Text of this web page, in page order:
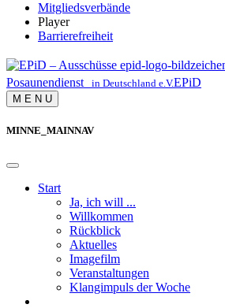
Mitgliedsverbände
Player
Barrierefreiheit
Posaunendienst in Deutschland e.V.EPiD
M E N U
MINNE_MAINNAV
Start
Ja, ich will ...
Willkommen
Rückblick
Aktuelles
Imagefilm
Veranstaltungen
Klangimpuls der Woche